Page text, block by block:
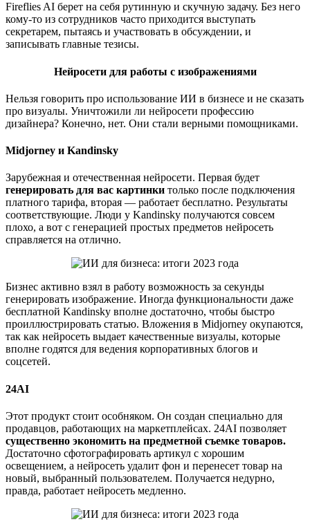
Fireflies AI берет на себя рутинную и скучную задачу. Без него
кому-то из сотрудников часто приходится выступать
секретарем, пытаясь и участвовать в обсуждении, и
записывать главные тезисы.
Нейросети для работы с изображениями
Нельзя говорить про использование ИИ в бизнесе и не сказать
про визуалы. Уничтожили ли нейросети профессию
дизайнера? Конечно, нет. Они стали верными помощниками.
Midjorney и Kandinsky
Зарубежная и отечественная нейросети. Первая будет
генерировать для вас картинки только после подключения
платного тарифа, вторая — работает бесплатно. Результаты
соответствующие. Люди у Kandinsky получаются совсем
плохо, а вот с генерацией простых предметов нейросеть
справляется на отлично.
Бизнес активно взял в работу возможность за секунды
генерировать изображение. Иногда функциональности даже
бесплатной Kandinsky вполне достаточно, чтобы быстро
проиллюстрировать статью. Вложения в Midjorney окупаются,
так как нейросеть выдает качественные визуалы, которые
вполне годятся для ведения корпоративных блогов и
соцсетей.
24AI
Этот продукт стоит особняком. Он создан специально для
продавцов, работающих на маркетплейсах. 24AI позволяет
существенно экономить на предметной съемке товаров.
Достаточно сфотографировать артикул с хорошим
освещением, а нейросеть удалит фон и перенесет товар на
новый, выбранный пользователем. Получается недурно,
правда, работает нейросеть медленно.